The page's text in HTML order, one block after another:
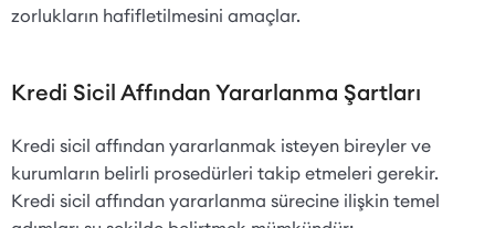
zorlukların hafifletilmesini amaçlar.
Kredi Sicil Affından Yararlanma Şartları
Kredi sicil affından yararlanmak isteyen bireyler ve
kurumların belirli prosedürleri takip etmeleri gerekir.
Kredi sicil affından yararlanma sürecine ilişkin temel